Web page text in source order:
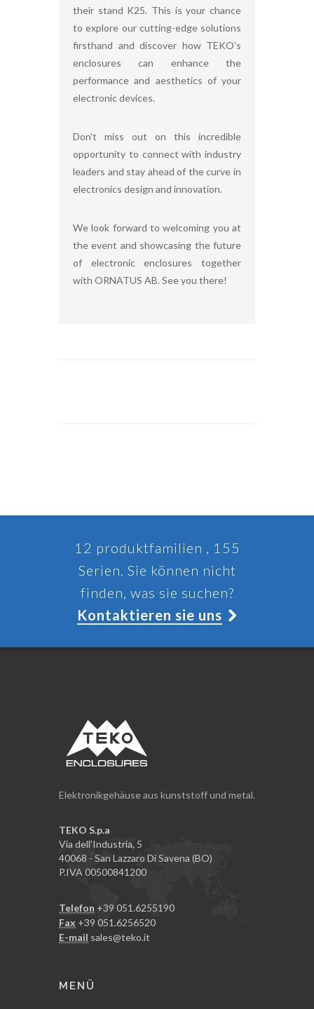
their stand K25. This is your chance
to explore our cutting-edge solutions
firsthand and discover how TEKO's
enclosures can enhance the
performance and aesthetics of your
electronic devices.
Don't miss out on this incredible
opportunity to connect with industry
leaders and stay ahead of the curve in
electronics design and innovation.
We look forward to welcoming you at
the event and showcasing the future
of electronic enclosures together
with ORNATUS AB. See you there!
12 produktfamilien , 155
Serien. Sie können nicht
finden, was sie suchen?
Kontaktieren sie uns
Elektronikgehäuse aus kunststoff und metal.
TEKO S.p.a
Via dell'Industria, 5
40068 - San Lazzaro Di Savena (BO)
P.IVA 00500841200
Telefon +39 051.6255190
Fax +39 051.6256520
E-mail sales@teko.it
MENÜ